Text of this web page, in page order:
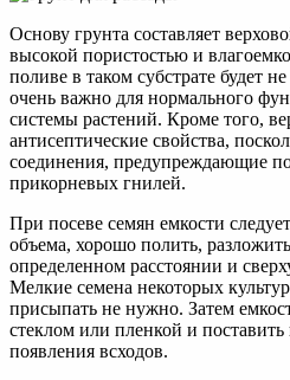
Основу грунта составляет
высокой пористостью и
поливе в таком субстрате будет
очень важно для нормального
системы растений. Кроме того,
антисептические свойства,
соединения, предупреждающие
прикорневых гнилей.
При посеве семян емкости
объема, хорошо полить,
определенном расстоянии и
Мелкие семена некоторых
присыпать не нужно. Затем
стеклом или пленкой и поставить
появления всходов.